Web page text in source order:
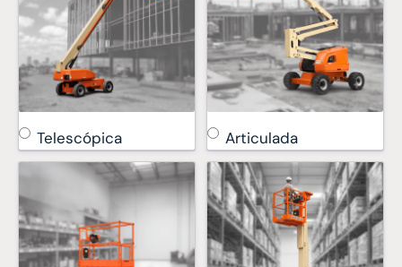
Telescópica Articulada